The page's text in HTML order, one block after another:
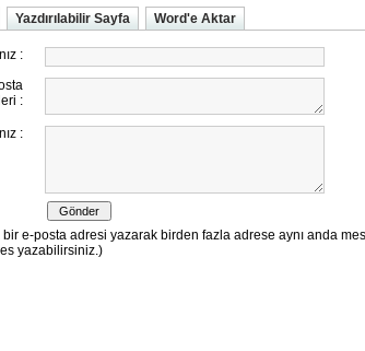
Yazdırılabilir Sayfa Word'e Aktar